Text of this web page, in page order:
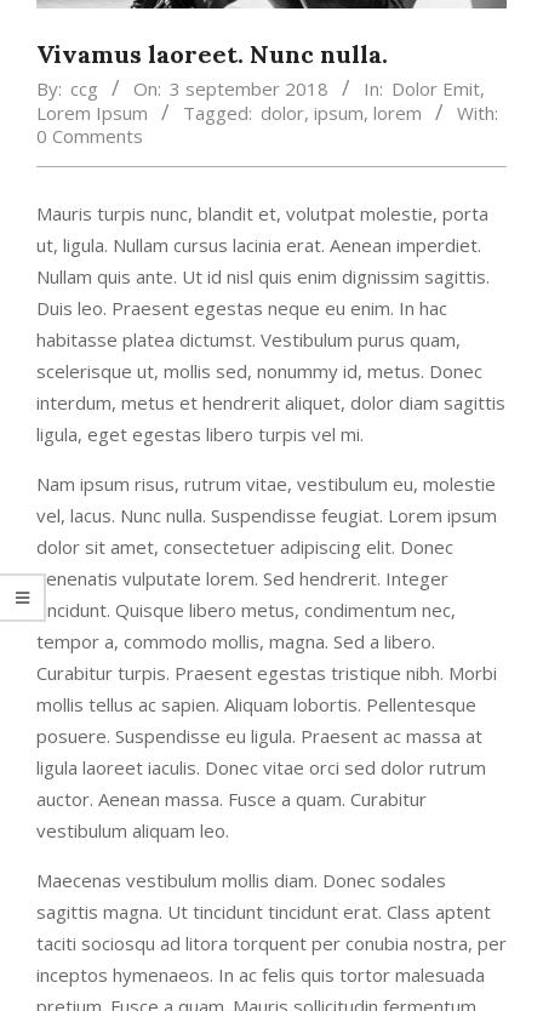
Vivamus laoreet. Nunc nulla.
By: ccg On: 3 september 2018 In: Dolor Emit,
Lorem Ipsum
Tagged: dolor, ipsum, lorem
With:
0 Comments
Mauris turpis nunc, blandit et, volutpat molestie, porta
ut, ligula. Nullam cursus lacinia erat. Aenean imperdiet.
Nullam quis ante. Ut id nisl quis enim dignissim sagittis.
Duis leo. Praesent egestas neque eu enim. In hac
habitasse platea dictumst. Vestibulum purus quam,
scelerisque ut, mollis sed, nonummy id, metus. Donec
interdum, metus et hendrerit aliquet, dolor diam sagittis
ligula, eget egestas libero turpis vel mi.
Nam ipsum risus, rutrum vitae, vestibulum eu, molestie
vel, lacus. Nunc nulla. Suspendisse feugiat. Lorem ipsum
dolor sit amet, consectetuer adipiscing elit. Donec
venenatis vulputate lorem. Sed hendrerit. Integer
tincidunt. Quisque libero metus, condimentum nec,
tempor a, commodo mollis, magna. Sed a libero.
Curabitur turpis. Praesent egestas tristique nibh. Morbi
mollis tellus ac sapien. Aliquam lobortis. Pellentesque
posuere. Suspendisse eu ligula. Praesent ac massa at
ligula laoreet iaculis. Donec vitae orci sed dolor rutrum
auctor. Aenean massa. Fusce a quam. Curabitur
vestibulum aliquam leo.
Maecenas vestibulum mollis diam. Donec sodales
sagittis magna. Ut tincidunt tincidunt erat. Class aptent
taciti sociosqu ad litora torquent per conubia nostra, per
inceptos hymenaeos. In ac felis quis tortor malesuada